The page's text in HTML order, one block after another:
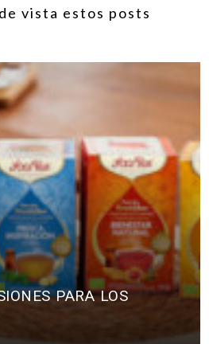
vista estos posts
PARA LOS